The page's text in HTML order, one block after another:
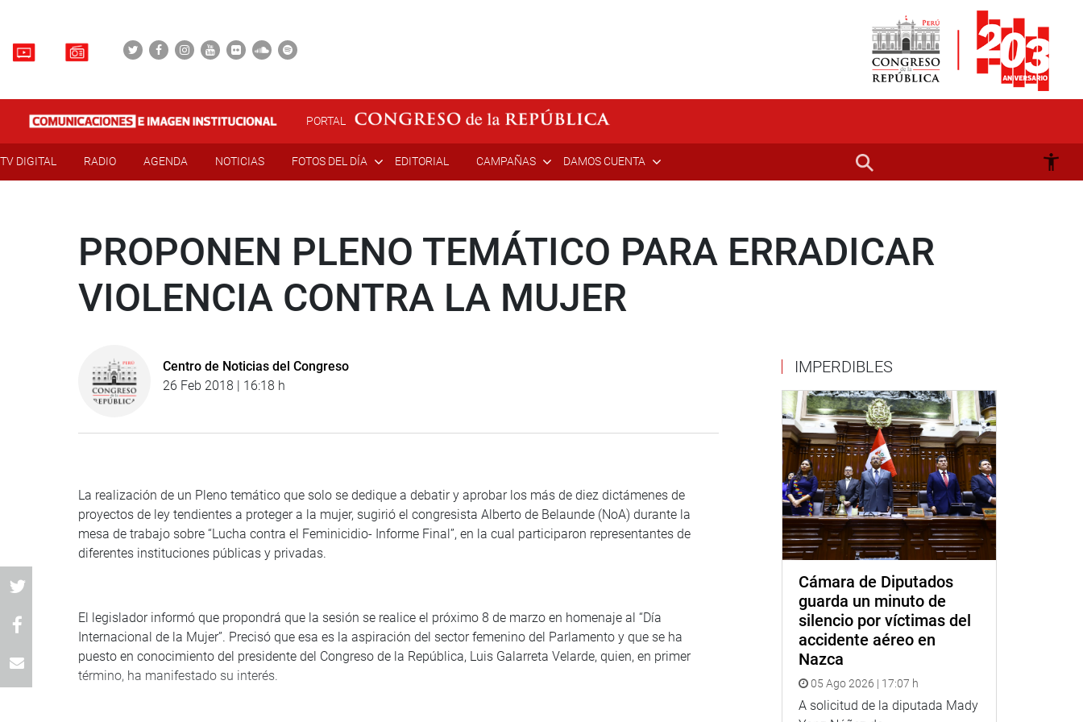
PORTAL
TV DIGITAL RADIO AGENDA NOTICIAS FOTOS DEL DÍA EDITORIAL CAMPAÑAS DAMOS CUENTA
PROPONEN PLENO TEMÁTICO PARA ERRADICAR
VIOLENCIA CONTRA LA MUJER
Centro de Noticias del Congreso
26 Feb 2018 | 16:18 h
La realización de un Pleno temático que solo se dedique a debatir y aprobar los más de diez dictámenes de
proyectos de ley tendientes a proteger a la mujer, sugirió el congresista Alberto de Belaunde (NoA) durante la
mesa de trabajo sobre “Lucha contra el Feminicidio- Informe Final”, en la cual participaron representantes de
diferentes instituciones públicas y privadas.
El legislador informó que propondrá que la sesión se realice el próximo 8 de marzo en homenaje al “Día
Internacional de la Mujer”. Precisó que esa es la aspiración del sector femenino del Parlamento y que se ha
puesto en conocimiento del presidente del Congreso de la República, Luis Galarreta Velarde, quien, en primer
término, ha manifestado su interés.
IMPERDIBLES
Cámara de Diputados
guarda un minuto de
silencio por víctimas del
accidente aéreo en
Nazca
05 Ago 2026 | 17:07 h
A solicitud de la diputada Mady